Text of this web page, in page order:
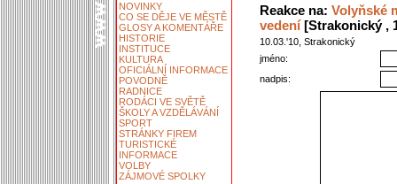
NOVINKY
CO SE DĚJE VE MĚSTĚ
GLOSY A KOMENTÁŘE
HISTORIE
INSTITUCE
KULTURA
OFICIÁLNÍ INFORMACE
POVODNĚ
RADNICE
RODÁCI VE SVĚTĚ
ŠKOLY A VZDĚLÁVÁNÍ
SPORT
STRÁNKY FIREM
TURISTICKÉ
INFORMACE
VOLBY
ZÁJMOVÉ SPOLKY
Reakce na: Volyňské
vedení[Strakonický ,
10.03.'10, Strakonický
jméno:
nadpis: